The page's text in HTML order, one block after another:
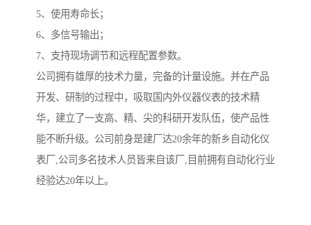
5、使用寿命长；
6、多信号输出；
7、支持现场调节和远程配置参数。
公司拥有雄厚的技术力量，完备的计量设施。并在产品
开发、研制的过程中，吸取国内外仪器仪表的技术精
华，建立了一支高、精、尖的科研开发队伍，使产品性
能不断升级。公司前身是建厂达20余年的新乡自动化仪
表厂,公司多名技术人员皆来自该厂,目前拥有自动化行业
经验达20年以上。